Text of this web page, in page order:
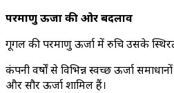
परमाणु ऊर्जा की ओर बदलाव
गूगल की परमाणु ऊर्जा में रुचि उसके
कंपनी वर्षों से विभिन्न स्वच्छ ऊर्जा
और सौर ऊर्जा शामिल हैं।